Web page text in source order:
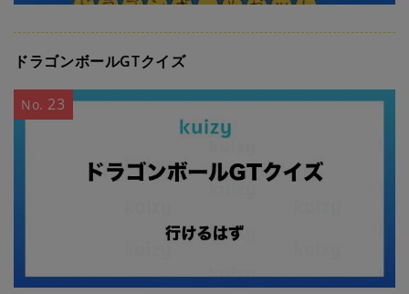
ドラゴンボールGTクイズ
No. 23